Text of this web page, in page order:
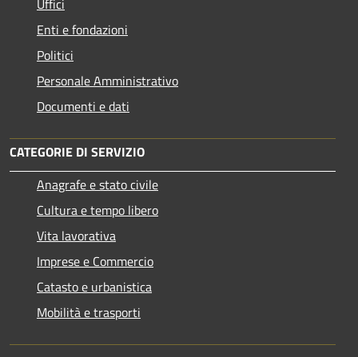
Uffici
Enti e fondazioni
Politici
Personale Amministrativo
Documenti e dati
CATEGORIE DI SERVIZIO
Anagrafe e stato civile
Cultura e tempo libero
Vita lavorativa
Imprese e Commercio
Catasto e urbanistica
Mobilità e trasporti